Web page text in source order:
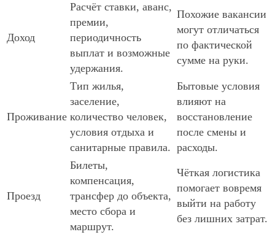
Доход
Расчёт ставки, аванс,
премии,
периодичность
выплат и возможные
удержания.
Похожие вакансии
могут отличаться
по фактической
сумме на руки.
Проживание
Тип жилья,
заселение,
количество человек,
условия отдыха и
санитарные правила.
Бытовые условия
влияют на
восстановление
после смены и
расходы.
Проезд
Билеты,
компенсация,
трансфер до объекта,
место сбора и
маршрут.
Чёткая логистика
помогает вовремя
выйти на работу
без лишних затрат.